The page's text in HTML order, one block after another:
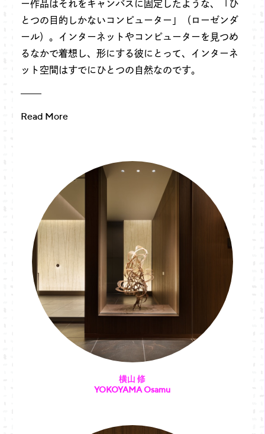
ー作品はそれをキャンバスに固定したような、「ひ
とつの目的しかないコンピューター」（ローゼンダ
ール）。インターネットやコンピューターを見つめ
るなかで着想し、形にする彼にとって、インターネ
ット空間はすでにひとつの自然なのです。
Read More
横山 修
YOKOYAMA Osamu